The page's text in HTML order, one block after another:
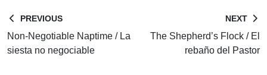
PREVIOUS
Non-Negotiable Naptime / La
siesta no negociable
NEXT
The Shepherd’s Flock / El
rebaño del Pastor